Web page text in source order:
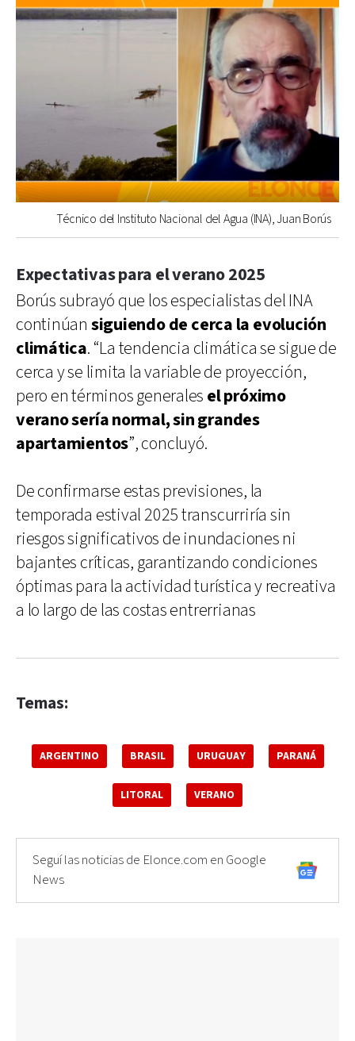
Técnico del Instituto Nacional del Agua (INA), Juan Borús
Expectativas para el verano 2025
Borús subrayó que los especialistas del INA
continúan siguiendo de cerca la evolución
climática. “La tendencia climática se sigue de
cerca y se limita la variable de proyección,
pero en términos generales el próximo
verano sería normal, sin grandes
apartamientos”, concluyó.
De confirmarse estas previsiones, la
temporada estival 2025 transcurriría sin
riesgos significativos de inundaciones ni
bajantes críticas, garantizando condiciones
óptimas para la actividad turística y recreativa
a lo largo de las costas entrerrianas
Temas:
ARGENTINO BRASIL URUGUAY PARANÁ
LITORAL VERANO
Seguí las noticias de Elonce.com en Google
News